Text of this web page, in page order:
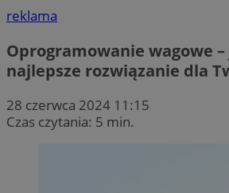
reklama
Oprogramowanie wagowe
najlepsze rozwiązanie dla
28 czerwca 2024 11:15
Czas czytania: 5 min.